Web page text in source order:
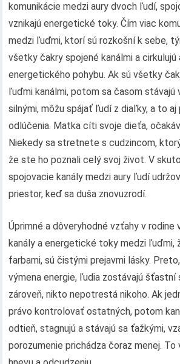
komunikácie medzi aury dvoch ľudí,
vznikajú energetické toky. Čím viac
medzi ľuďmi, ktorí sú rozkošní k sebe,
všetky čakry spojené kanálmi a cirkulujú
energetického pohybu. Ak sú všetky
ľuďmi kanálmi, potom sa časom stávajú
silnými, môžu spájať ľudí z diaľky, a to aj
odlúčenia. Matka cíti svoje dieťa,
Niekedy sa stretnete s cudzincom,
že ste ho poznali celý svoj život. V
spojovacie kanály medzi aury ľudí
priestor, keď sa duša znovuzrodí.
Úprimné a dôveryhodné vzťahy v rodine
kanály a energetické toky medzi ľuďmi,
farbami, sú čistými prejavmi lásky.
výmena energie, ľudia zostávajú šťastní
zároveň, nikto nepotrestá nikoho. Ak
právo kontrolovať ostatných, potom
odtieň, stagnujú a stávajú sa ťažkými,
porozumenie prichádza čoraz menej.